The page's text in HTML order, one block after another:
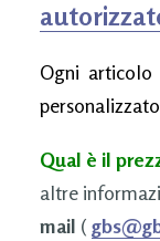
Ogni
Qual è il
altre
mail (